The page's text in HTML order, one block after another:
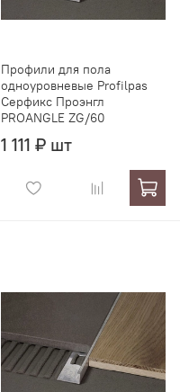
Профили для пола
одноуровневые Profilpas
Серфикс Проэнгл
PROANGLE ZG/60
1 111 ₽ шт